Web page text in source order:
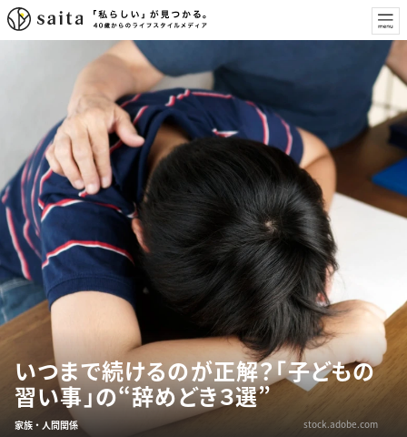
いつまで続けるのが正解？「子どもの
習い事」の“辞めどき３選”
家族・人間関係 stock.adobe.com